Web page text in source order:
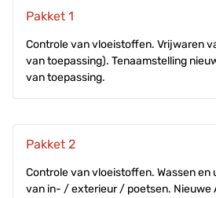
Pakket 1
Controle van vloeistoffen. Vrijwaren
van toepassing). Tenaamstelling
van toepassing.
Pakket 2
Controle van vloeistoffen. Wassen en
van in- / exterieur / poetsen. Nieuwe